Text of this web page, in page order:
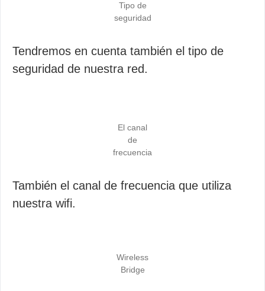
Tipo de
seguridad
Tendremos en cuenta también el tipo de
seguridad de nuestra red.
El canal
de
frecuencia
También el canal de frecuencia que utiliza
nuestra wifi.
Wireless
Bridge